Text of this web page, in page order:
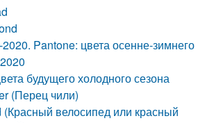
Pantone: цвета осенне-зимнего
будущего холодного сезона
(Перец чили)
(Красный велосипед или красный